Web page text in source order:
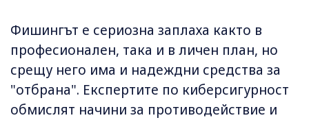
Фишингът е сериозна заплаха както в
професионален, така и в личен план, но
срещу него има и надеждни средства за
"отбрана". Експертите по киберсигурност
обмислят начини за противодействие и